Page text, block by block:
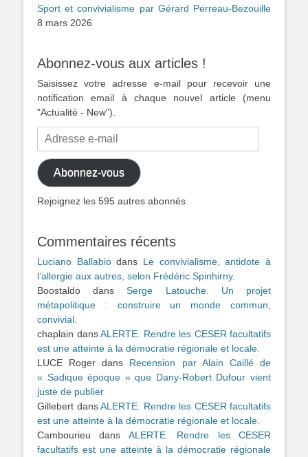
Sport et convivialisme par Gérard Perreau-Bezouille
8 mars 2026
Abonnez-vous aux articles !
Saisissez votre adresse e-mail pour recevoir une
notification email à chaque nouvel article (menu
"Actualité - New").
Adresse
mail
Abonnez-vous
Rejoignez les 595 autres abonnés
Commentaires récents
Luciano Ballabiodans Le convivialisme, antidote à
l’allergie aux autres, selon Frédéric Spinhirny.
Boostaldo dansSerge Latouche. Un projet
métapolitique : construire un monde commun,
convivial.
chaplain dansALERTE. Rendre les CESER facultatifs
est une atteinte à la démocratie régionale et locale.
LUCE Roger dans Recension par Alain Caillé de
« Sadique époque » que Dany-Robert Dufour vient
juste de publier
Gillebert dansALERTE. Rendre les CESER facultatifs
est une atteinte à la démocratie régionale et locale.
Cambourieu dans ALERTE. Rendre les CESER
facultatifs est une atteinte à la démocratie régionale